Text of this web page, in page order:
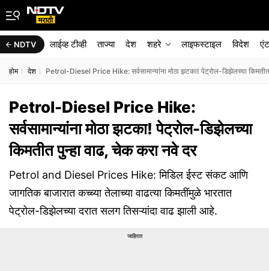
NDTV लाईव्ह टीव्ही ताज्या देश शहरे लाइफस्टाइल विदेश
होम देश Petrol-Diesel Price Hike: सर्वसामान्यांना मोठा झटका! पेट्रोल-डिझेलच्या
Petrol-Diesel Price Hike:
सर्वसामान्यांना मोठा झटका! पेट्रोल-डिझेलच्या
किमतीत पुन्हा वाढ, चेक करा नवे दर
Petrol and Diesel Prices Hike: मिडिल ईस्ट संकट आणि
जागतिक बाजारात कच्च्या तेलाच्या वाढत्या किमतींमुळे भारतात
पेट्रोल-डिझेलच्या दरात सलग तिसऱ्यांदा वाढ झाली आहे.
जाहिरात